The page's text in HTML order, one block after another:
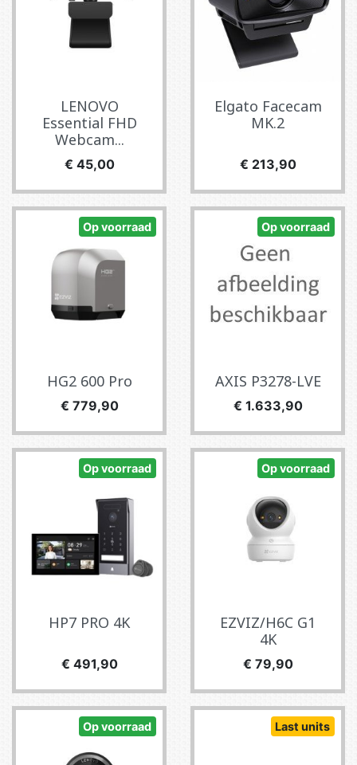
LENOVO
Essential FHD
Webcam...
Prijs
€ 45,00
Elgato Facecam
MK.2
Prijs
€ 213,90
Op voorraad
HG2 600 Pro
Prijs
€ 779,90
Op voorraad
AXIS P3278-LVE
Prijs
€ 1.633,90
Op voorraad
HP7 PRO 4K
Prijs
€ 491,90
Op voorraad
EZVIZ/H6C G1
4K
Prijs
€ 79,90
Op voorraad Last units